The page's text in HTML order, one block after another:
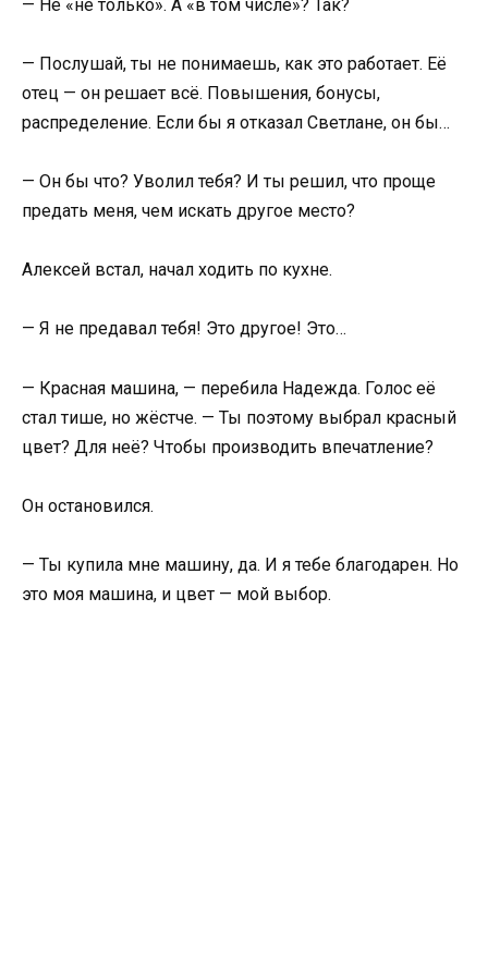
— Не «не только». А «в том числе»? Так?
— Послушай, ты не понимаешь, как это работает. Её
отец — он решает всё. Повышения, бонусы,
распределение. Если бы я отказал Светлане, он бы…
— Он бы что? Уволил тебя? И ты решил, что проще
предать меня, чем искать другое место?
Алексей встал, начал ходить по кухне.
— Я не предавал тебя! Это другое! Это…
— Красная машина, — перебила Надежда. Голос её
стал тише, но жёстче. — Ты поэтому выбрал красный
цвет? Для неё? Чтобы производить впечатление?
Он остановился.
— Ты купила мне машину, да. И я тебе благодарен. Но
это моя машина, и цвет — мой выбор.